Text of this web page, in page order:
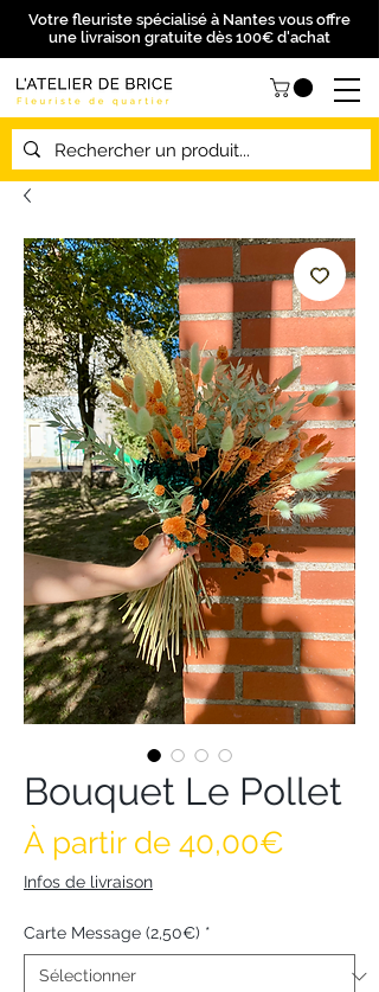
Votre fleuriste spécialisé à Nantes vous offre
une livraison gratuite dès 100€ d'achat
Bouquet Le Pollet
À partir de 40,00€
Infos de livraison
Carte Message (2,50€) *